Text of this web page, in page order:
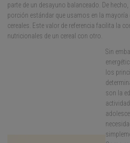
parte de un desayuno balanceado. De
porción estándar que usamos en la mayoría
cereales. Este valor de referencia facilita la
nutricionales de un cereal con otro.
Sin
los
son la